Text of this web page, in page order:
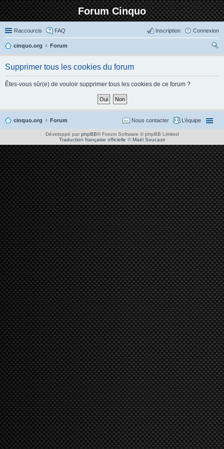
Forum Cinquo
Raccourcis FAQ Connexion
Inscription
cinquo.org
Forum
Supprimer tous les cookies du forum
Êtes-vous sûr(e) de vouloir supprimer tous les cookies de ce forum ?
cinquo.org Forum L’équipe
Nous contacter
Développé par phpBB® Forum Software © phpBB Limited
Traduction française officielle ©Maël Soucaze